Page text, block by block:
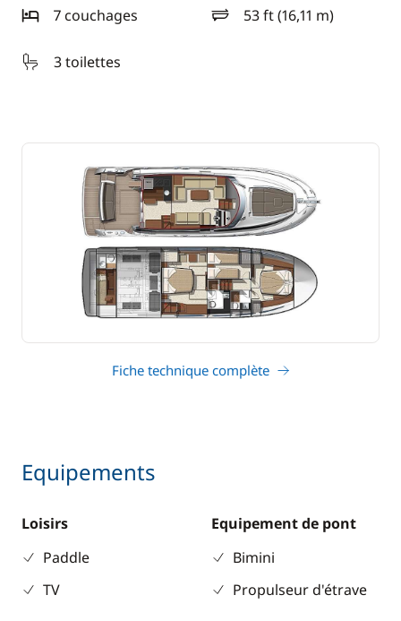
7 couchages
53 ft (16,11 m)
longueur
3 toilettes
Fiche technique complète
Equipements
Loisirs
Paddle
TV
Equipement de pont
Bimini
Propulseur d'étrave